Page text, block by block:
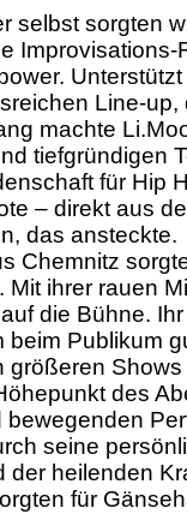
selbst sorgten
Improvisations-
Line-
machte
tiefgründigen
für Hip
– direkt aus
das ansteckte.
Chemnitz
Mit ihrer rauen
die Bühne.
beim Publikum
größeren
des
bewegenden
seine
der heilenden
für